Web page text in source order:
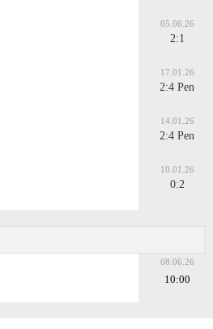
05.06.26
2:1
17.01.26
2:4 Pen
14.01.26
2:4 Pen
10.01.26
0:2
08.06.26
10:00